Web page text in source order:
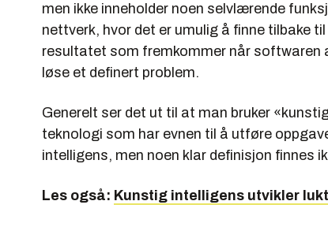
men ikke inneholder noen selvlærende
nettverk, hvor det er umulig å finne tilbake
resultatet som fremkommer når softwaren
løse et definert problem.
Generelt ser det ut til at man bruker
teknologi som har evnen til å utføre
intelligens, men noen klar definisjon finnes
Les også: Kunstig intelligens utvikler